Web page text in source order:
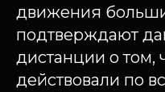
движения
подтверждают
дистанции о том,
действовали по